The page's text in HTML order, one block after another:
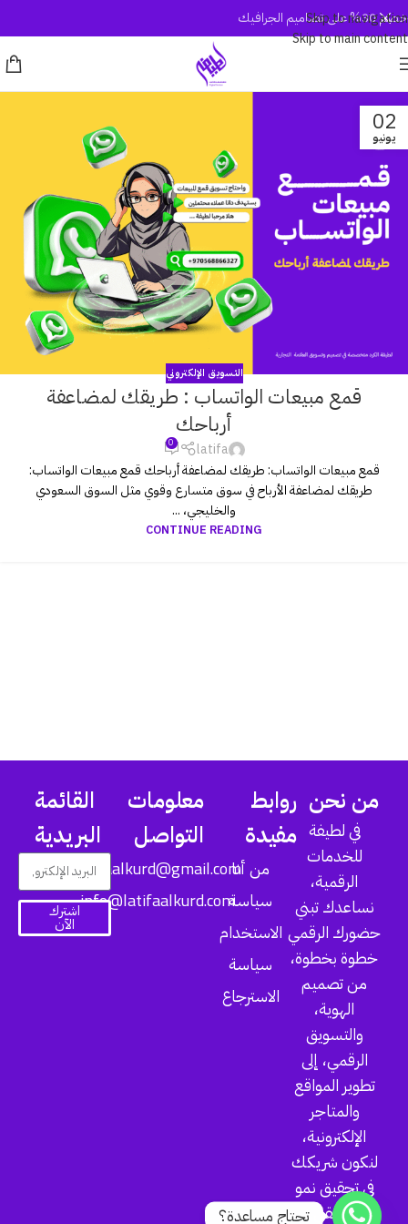
Skip to navigation
Skip to main content
خصم 30% على تصاميم الجرافيك
02
يونيو
التسويق الإلكتروني
قمع مبيعات الواتساب : طريقك لمضاعفة
أرباحك
latifa
0
قمع مبيعات الواتساب: طريقك لمضاعفة أرباحك قمع مبيعات الواتساب:
طريقك لمضاعفة الأرباح في سوق متسارع وقوي مثل السوق السعودي
والخليجي، ...
CONTINUE READING
من نحن
في لطيفة
للخدمات
الرقمية،
نساعدك تبني
حضورك الرقمي
خطوة بخطوة،
من تصميم
الهوية،
والتسويق
الرقمي، إلى
تطوير المواقع
والمتاجر
الإلكترونية،
لنكون شريكك
في تحقيق نمو
حقيقي
روابط
مفيدة
من أنا
سياسة
الاستخدام
سياسة
الاسترجاع
معلومات
التواصل
latifaalkurd@gmail.com
info@latifaalkurd.com
القائمة
البريدية
اشترك
الآن
تحتاج مساعدة؟